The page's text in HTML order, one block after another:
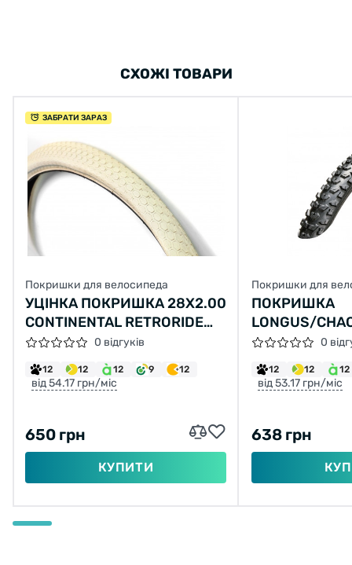
СХОЖІ ТОВАРИ
ЗАБРАТИ ЗАРАЗ
Покришки для велосипеда
УЦІНКА ПОКРИШКА 28Х2.00
CONTINENTAL RETRORIDE
КРЕМОВА ЗІ ВІДБИВАЮЧОЮ
СТРІЧКОЮ
0 відгуків
12 12 12 9 12
від 54.17 грн/міс
650 грн
КУПИТИ
Покришки для
ПОКРИШКА
LONGUS/
GLADIATOR
30TPI (60-
0
12 12 12
від 53.17 грн/міс
638 грн